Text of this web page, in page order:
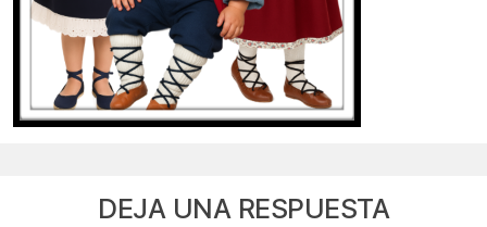
DEJA UNA RESPUESTA